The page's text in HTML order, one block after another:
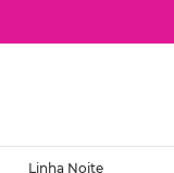
Linha Noite